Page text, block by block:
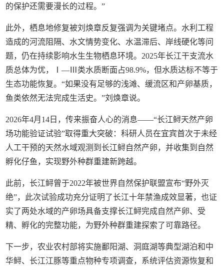
的保护还需要漫长的过程。”
此外，栖息地修复被刘焕章反复强调为关键堵点。水利工程
造成的河流阻隔、水文情势变化、水温滞后、岸线硬化等问
题，仍在持续影响水生生物栖息环境。2025年长江干支流水
质总体为优，Ⅰ—Ⅲ类水质断面占98.9%，但水质达标不等于
生态功能恢复。“如果没有足够的浅滩、缓流区和产卵基质，
鱼类依然无法完成生活史。”刘焕章说。
2026年4月14日，传来振奋人心的消息——“长江鲟天然产卵
场功能验证试验”取得重大突破：科研人员在宜宾首次于未经
人工干预的天然水域观测到长江鲟自然产卵，并收集到自然
孵化仔鱼，实现野外种群重建新跨越。
此前，长江鲟曾于2022年被世界自然保护联盟宣布“野外灭
绝”，此次试验成功充分证明了长江十年禁渔成效显著，也证
实了两处水域的产卵场具备支撑长江鲟完成自然产卵、受
精、孵化的完整功能，为野外种群重建探索了可靠路径。
下一步，农业农村部将实施鄱阳湖、洞庭湖等典型湖泊和中
华鲟、长江江豚等重点物种专项调查，系统评估资源恢复和